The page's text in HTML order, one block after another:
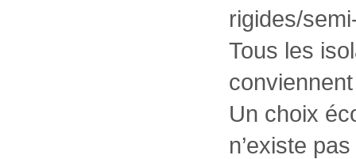
rigides/
Tous les
Un choix
n’existe